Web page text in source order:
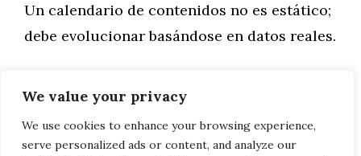
We value your privacy
We use cookies to enhance your browsing experience,
serve personalized ads or content, and analyze our
Un calendario de contenidos no es estático;
debe evolucionar basándose en datos reales.
Monitorea regularmente: